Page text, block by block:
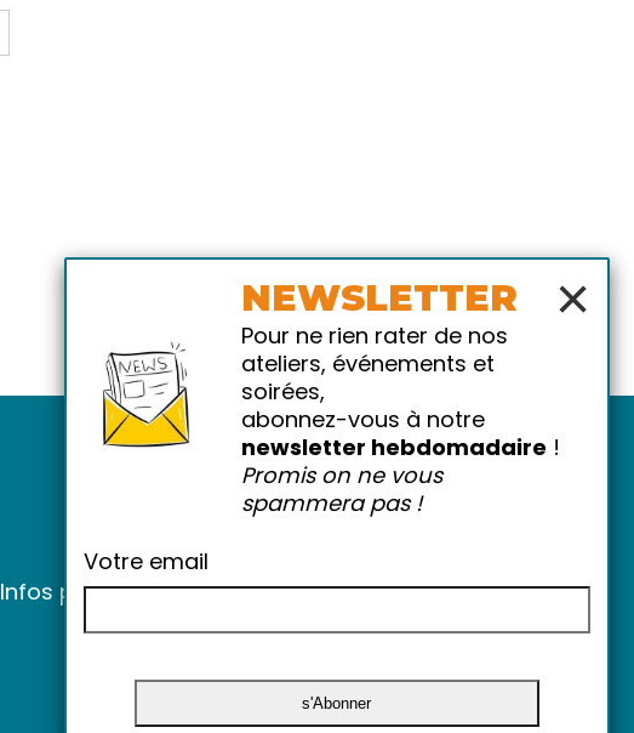
Infos pratiques-FAQ
×
NEWSLETTER
Pour ne rien rater de nos
ateliers, événements et
soirées,
abonnez-vous à notre
newsletter hebdomadaire !
Promis on ne vous
spammera pas !
Votre email